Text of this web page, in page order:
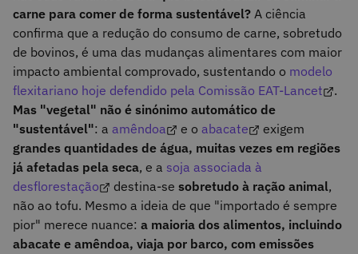
carne para comer de forma sustentável? A ciência
confirma que a redução do consumo de carne, sobretudo
de bovinos, é uma das mudanças alimentares com maior
impacto ambiental comprovado, sustentando o modelo
flexitariano hoje defendido pela Comissão EAT-Lancet
.
Mas "vegetal" não é sinónimo automático de
"sustentável": a amêndoa e o abacate
exigem
grandes quantidades de água, muitas vezes em regiões
já afetadas pela seca, e a soja associada à
desflorestação
destina-se sobretudo à ração animal,
não ao tofu. Mesmo a ideia de que "importado é sempre
pior" merece nuance: a maioria dos alimentos, incluindo
abacate e amêndoa, viaja por barco, com emissões